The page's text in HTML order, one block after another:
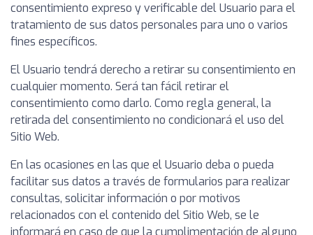
consentimiento expreso y verificable del Usuario para el
tratamiento de sus datos personales para uno o varios
fines específicos.
El Usuario tendrá derecho a retirar su consentimiento en
cualquier momento. Será tan fácil retirar el
consentimiento como darlo. Como regla general, la
retirada del consentimiento no condicionará el uso del
Sitio Web.
En las ocasiones en las que el Usuario deba o pueda
facilitar sus datos a través de formularios para realizar
consultas, solicitar información o por motivos
relacionados con el contenido del Sitio Web, se le
informará en caso de que la cumplimentación de alguno